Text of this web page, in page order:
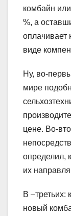
комбайн
%, а
оплачивает
виде
Ну, во-
мире
цене. Во-
определил,
их
В –третьих:
новый